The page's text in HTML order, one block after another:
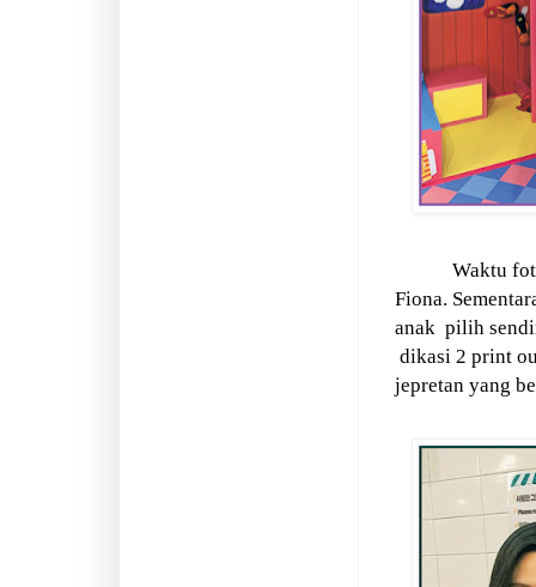
Waktu
Fiona.
anak pilih
dikasi 2 print
jepretan yang